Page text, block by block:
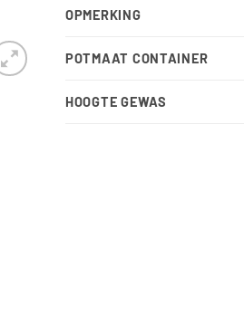
OPMERKING
POTMAAT CONTAINER
HOOGTE GEWAS